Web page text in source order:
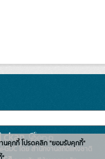
GDC โดย สำนักงานสถิติแห่งชาติ
านคุกกี้ โปรดคลิก "ยอมรับคุกกี้"